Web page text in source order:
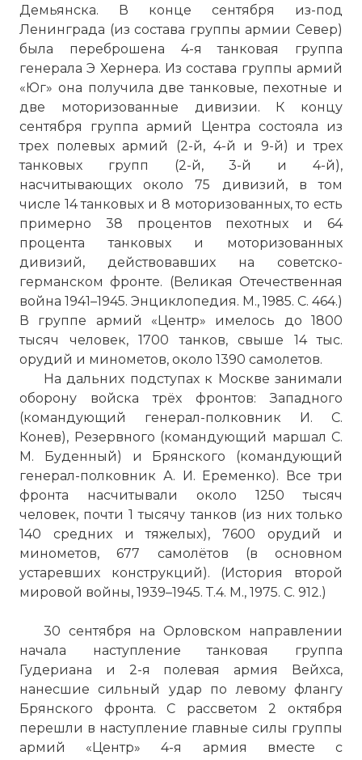
Демьянска. В конце сентября из-под
Ленинграда (из состава группы армии Север)
была переброшена 4-я танковая группа
генерала Э Хернера. Из состава группы армий
«Юг» она получила две танковые, пехотные и
две моторизованные дивизии. К концу
сентября группа армий Центра состояла из
трех полевых армий (2-й, 4-й и 9-й) и трех
танковых групп (2-й, 3-й и 4-й),
насчитывающих около 75 дивизий, в том
числе 14 танковых и 8 моторизованных, то есть
примерно 38 процентов пехотных и 64
процента танковых и моторизованных
дивизий, действовавших на советско-
германском фронте. (Великая Отечественная
война 1941–1945. Энциклопедия. М., 1985. С. 464.)
В группе армий «Центр» имелось до 1800
тысяч человек, 1700 танков, свыше 14 тыс.
орудий и минометов, около 1390 самолетов.
На дальних подступах к Москве занимали
оборону войска трёх фронтов: Западного
(командующий генерал-полковник И. С.
Конев), Резервного (командующий маршал С.
М. Буденный) и Брянского (командующий
генерал-полковник А. И. Еременко). Все три
фронта насчитывали около 1250 тысяч
человек, почти 1 тысячу танков (из них только
140 средних и тяжелых), 7600 орудий и
минометов, 677 самолётов (в основном
устаревших конструкций). (История второй
мировой войны, 1939–1945. Т.4. М., 1975. С. 912.)
30 сентября на Орловском направлении
начала наступление танковая группа
Гудериана и 2-я полевая армия Вейхса,
нанесшие сильный удар по левому флангу
Брянского фронта. С рассветом 2 октября
перешли в наступление главные силы группы
армий «Центр» 4-я армия вместе с